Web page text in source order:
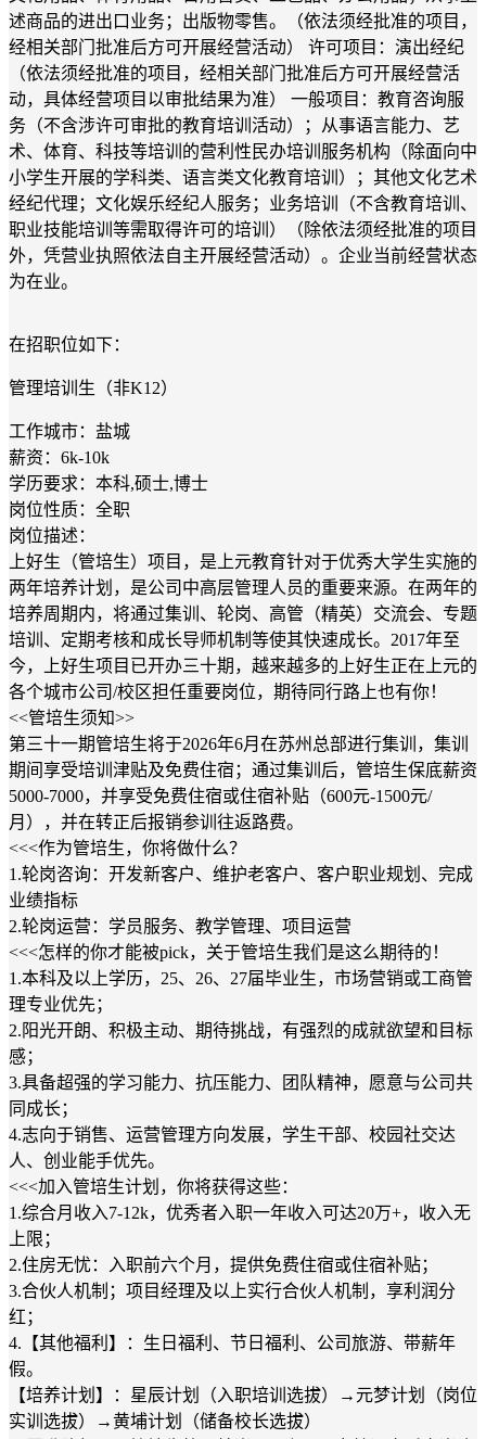
述商品的进出口业务；出版物零售。（依法须经批准的项目，
经相关部门批准后方可开展经营活动） 许可项目：演出经纪
（依法须经批准的项目，经相关部门批准后方可开展经营活
动，具体经营项目以审批结果为准） 一般项目：教育咨询服
务（不含涉许可审批的教育培训活动）；从事语言能力、艺
术、体育、科技等培训的营利性民办培训服务机构（除面向中
小学生开展的学科类、语言类文化教育培训）；其他文化艺术
经纪代理；文化娱乐经纪人服务；业务培训（不含教育培训、
职业技能培训等需取得许可的培训）（除依法须经批准的项目
外，凭营业执照依法自主开展经营活动）。企业当前经营状态
为在业。
在招职位如下：
管理培训生（非K12）
工作城市：盐城
薪资：6k-10k
学历要求：本科,硕士,博士
岗位性质：全职
岗位描述：
上好生（管培生）项目，是上元教育针对于优秀大学生实施的
两年培养计划，是公司中高层管理人员的重要来源。在两年的
培养周期内，将通过集训、轮岗、高管（精英）交流会、专题
培训、定期考核和成长导师机制等使其快速成长。2017年至
今，上好生项目已开办三十期，越来越多的上好生正在上元的
各个城市公司/校区担任重要岗位，期待同行路上也有你！
<<管培生须知>>
第三十一期管培生将于2026年6月在苏州总部进行集训，集训
期间享受培训津贴及免费住宿；通过集训后，管培生保底薪资
5000-7000，并享受免费住宿或住宿补贴（600元-1500元/
月），并在转正后报销参训往返路费。
<<<作为管培生，你将做什么？
1.轮岗咨询：开发新客户、维护老客户、客户职业规划、完成
业绩指标
2.轮岗运营：学员服务、教学管理、项目运营
<<<怎样的你才能被pick，关于管培生我们是这么期待的！
1.本科及以上学历，25、26、27届毕业生，市场营销或工商管
理专业优先；
2.阳光开朗、积极主动、期待挑战，有强烈的成就欲望和目标
感；
3.具备超强的学习能力、抗压能力、团队精神，愿意与公司共
同成长；
4.志向于销售、运营管理方向发展，学生干部、校园社交达
人、创业能手优先。
<<<加入管培生计划，你将获得这些：
1.综合月收入7-12k，优秀者入职一年收入可达20万+，收入无
上限；
2.住房无忧：入职前六个月，提供免费住宿或住宿补贴；
3.合伙人机制；项目经理及以上实行合伙人机制，享利润分
红；
4.【其他福利】：生日福利、节日福利、公司旅游、带薪年
假。
【培养计划】：星辰计划（入职培训选拔）→元梦计划（岗位
实训选拔）→黄埔计划（储备校长选拔）